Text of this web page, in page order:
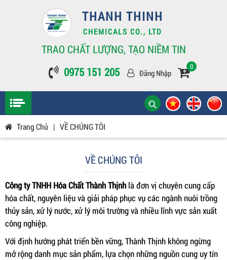
THANH THINH
CHEMICALS CO., LTD
TRAO CHẤT LƯỢNG, TẠO NIỀM TIN
0975 151 205
Đăng Nhập
0
Trang Chủ | VỀ CHÚNG TÔI
VỀ CHÚNG TÔI
Công ty TNHH Hóa Chất Thành Thịnh là đơn vị chuyên cung cấp
hóa chất, nguyên liệu và giải pháp phục vụ các ngành nuôi trồng
thủy sản, xử lý nước, xử lý môi trường và nhiều lĩnh vực sản xuất
công nghiệp.
Với định hướng phát triển bền vững, Thành Thịnh không ngừng
mở rộng danh mục sản phẩm, lựa chọn những nguồn cung uy tín